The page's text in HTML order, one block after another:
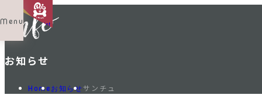
Menu Shop List
お知らせ
Home お知らせサンチュ